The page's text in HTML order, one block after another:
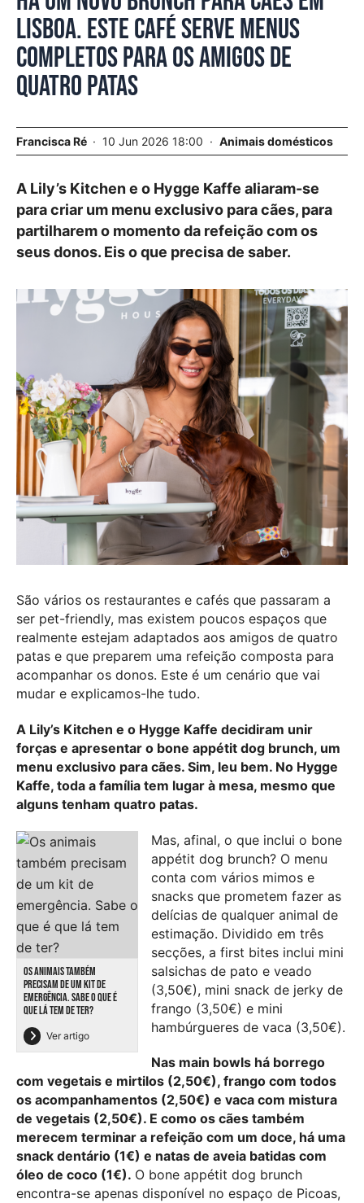
Lisboa. Este café serve menus
completos para os amigos de
quatro patas
Francisca Ré 10 Jun 2026 18:00 Animais domésticos
A Lily’s Kitchen e o Hygge Kaffe aliaram-se
para criar um menu exclusivo para cães, para
partilharem o momento da refeição com os
seus donos. Eis o que precisa de saber.
São vários os restaurantes e cafés que passaram a
ser pet-friendly, mas existem poucos espaços que
realmente estejam adaptados aos amigos de quatro
patas e que preparem uma refeição composta para
acompanhar os donos. Este é um cenário que vai
mudar e explicamos-lhe tudo.
A Lily’s Kitchen e o Hygge Kaffe decidiram unir
forças e apresentar o bone appétit dog brunch, um
menu exclusivo para cães. Sim, leu bem. No Hygge
Kaffe, toda a família tem lugar à mesa, mesmo que
alguns tenham quatro patas.
OS ANIMAIS TAMBÉM
PRECISAM DE UM KIT DE
EMERGÊNCIA. SABE O QUE É
QUE LÁ TEM DE TER?
Ver artigo
Mas, afinal, o que inclui o bone
appétit dog brunch? O menu
conta com vários mimos e
snacks que prometem fazer as
delícias de qualquer animal de
estimação. Dividido em três
secções, a first bites inclui mini
salsichas de pato e veado
(3,50€), mini snack de jerky de
frango (3,50€) e mini
hambúrgueres de vaca (3,50€).
Nas main bowls há borrego
com vegetais e mirtilos (2,50€), frango com todos
os acompanhamentos (2,50€) e vaca com mistura
de vegetais (2,50€). E como os cães também
merecem terminar a refeição com um doce, há uma
snack dentário (1€) e natas de aveia batidas com
óleo de coco (1€). O bone appétit dog brunch
encontra-se apenas disponível no espaço de Picoas,